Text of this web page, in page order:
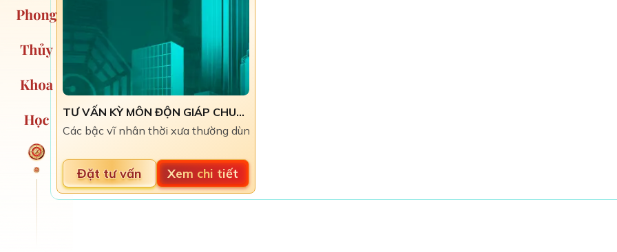
TƯ VẤN KỲ MÔN ĐỘN GIÁP CHUYÊN NGHIỆP
​Các bậc vĩ nhân thời xưa thường dùng Phong thủy Kỳ Môn Độn Giáp để đưa ra những phán đoán, xem
Đặt tư vấn Xem chi tiết